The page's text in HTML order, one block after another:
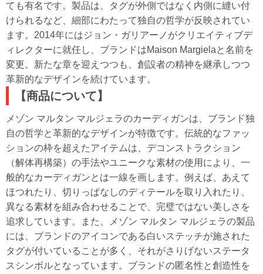
ても有名です。製品は、タグが外側ではなく内側に縫い付
けられるなど、細部にわたって独自の哲学が反映されてい
ます。2014年にはジョン・ガリアーノがクリエイティブデ
ィレクターに就任し、ブランドはMaison Margielaと名前を
変更。新たな章を迎えつつも、創設者の精神を継承しつつ
革新的なデザインを続けています。
【商品について】
メゾン マルタン マルジェラのカーディガンは、ブランド独
自の哲学と革新的なデザインが特徴です。伝統的なファッ
ションの枠を超えたアイテムは、デコンストラクション
（解体再構築）の手法やユニークな素材の使用により、一
般的なカーディガンとは一線を画します。例えば、あえて
ほつれたり、切りっぱなしのディテールを取り入れたり、
異なる素材を組み合わせることで、完璧ではない美しさを
追求しています。また、メゾン マルタン マルジェラの製品
には、ブランドのアイコンである白いステッチが施された
タグが付いていることが多く、それがさりげないステータ
スシンボルとなっています。ブランドの匿名性と創造性を